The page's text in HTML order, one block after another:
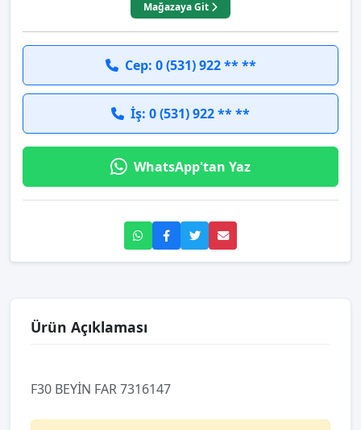
Mağazaya Git
Cep: 0 (531) 922 ** **
İş: 0 (531) 922 ** **
WhatsApp'tan Yaz
Ürün Açıklaması
F30 BEYİN FAR 7316147